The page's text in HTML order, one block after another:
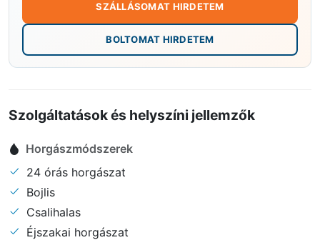
SZÁLLÁSOMAT HIRDETEM
BOLTOMAT HIRDETEM
Szolgáltatások és helyszíni jellemzők
Horgászmódszerek
24 órás horgászat
Bojlis
Csalihalas
Éjszakai horgászat